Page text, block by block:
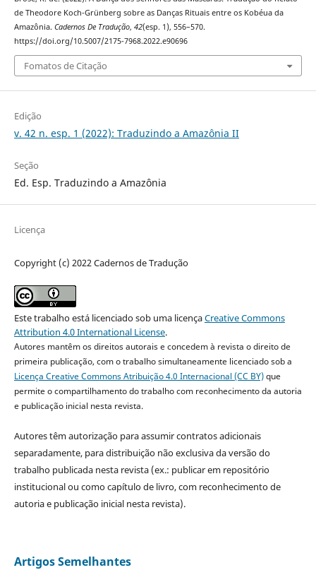
de Theodore Koch-Grünberg sobre as Danças Rituais entre os Kobéua da
Amazônia. Cadernos De Tradução, 42(esp. 1), 556–570.
https://doi.org/10.5007/2175-7968.2022.e90696
Fomatos de Citação
Edição
v. 42 n. esp. 1 (2022): Traduzindo a Amazônia II
Seção
Ed. Esp. Traduzindo a Amazônia
Licença
Copyright (c) 2022 Cadernos de Tradução
Este trabalho está licenciado sob uma licençaCreative Commons
Attribution 4.0 International License.
Autores mantêm os direitos autorais e concedem à revista o direito de
primeira publicação, com o trabalho simultaneamente licenciado sob a
Licença Creative Commons Atribuição 4.0 Internacional (CC BY)que
permite o compartilhamento do trabalho com reconhecimento da autoria
e publicação inicial nesta revista.
Autores têm autorização para assumir contratos adicionais
separadamente, para distribuição não exclusiva da versão do
trabalho publicada nesta revista (ex.: publicar em repositório
institucional ou como capítulo de livro, com reconhecimento de
autoria e publicação inicial nesta revista).
Artigos Semelhantes